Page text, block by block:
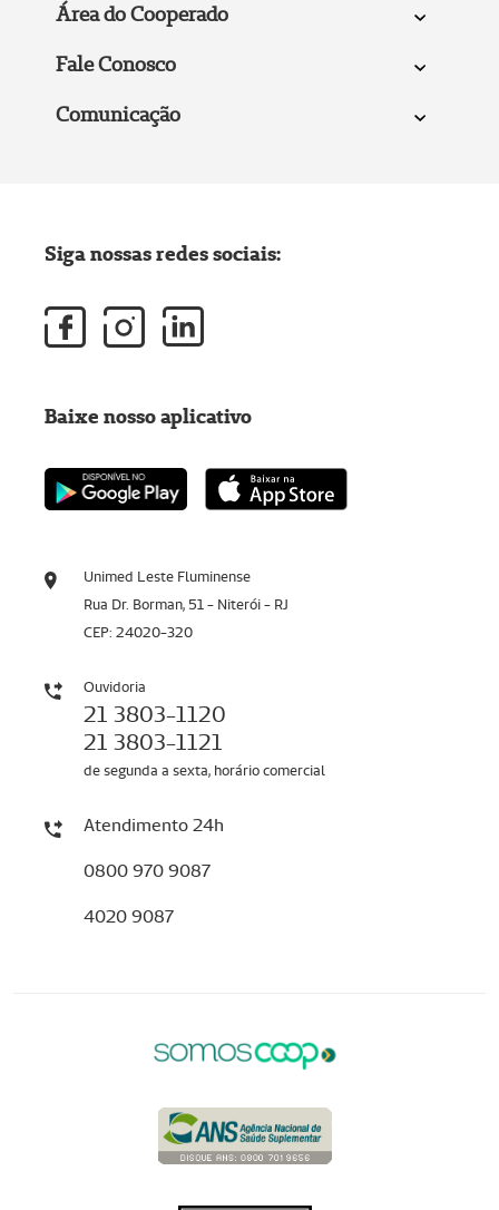
Área do Cooperado
Fale Conosco
Comunicação
Unimed Leste Fluminense
Rua Dr. Borman, 51 - Niterói - RJ
CEP: 24020-320
Ouvidoria
21 3803-1120
21 3803-1121
de segunda a sexta, horário comercial
Atendimento 24h
0800 970 9087
4020 9087
Siga nossas redes sociais:
Baixe nosso aplicativo